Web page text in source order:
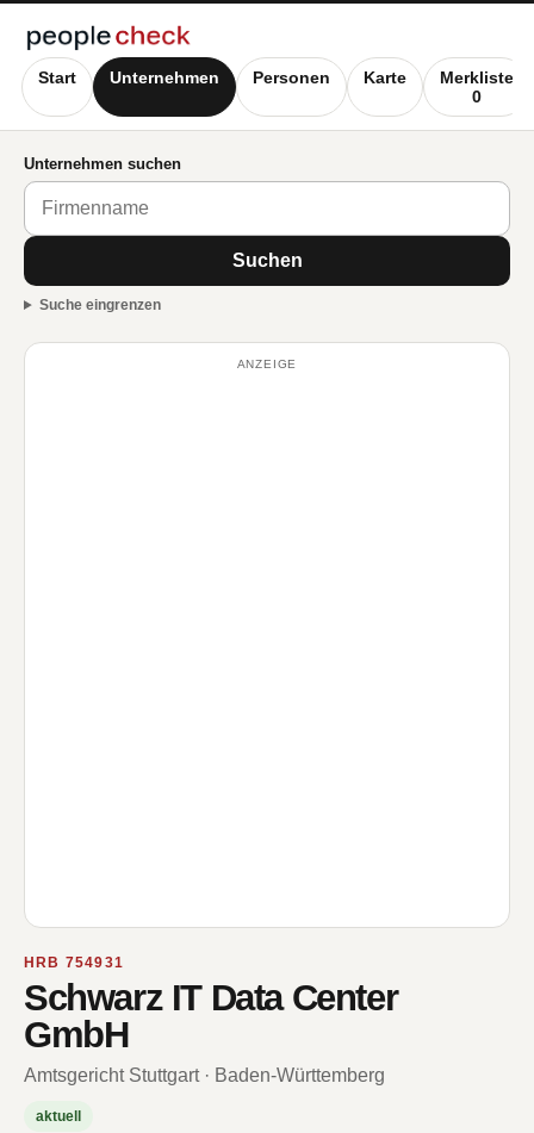
Start Unternehmen Personen Karte
Merkliste
0
Unternehmen suchen
Suchen
Suche eingrenzen
ANZEIGE
HRB 754931
Schwarz IT Data Center
GmbH
Amtsgericht Stuttgart · Baden-Württemberg
aktuell